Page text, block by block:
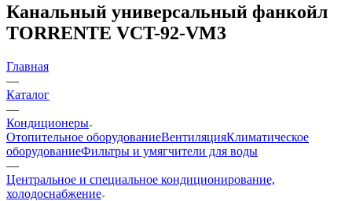
Канальный универсальный фанкойл
TORRENTE VCT-92-VM3
Главная
—
Каталог
—
Кондиционеры
Отопительное оборудованиеВентиляцияКлиматическое
оборудованиеФильтры и умягчители для воды
—
Центральное и специальное кондиционирование,
холодоснабжение